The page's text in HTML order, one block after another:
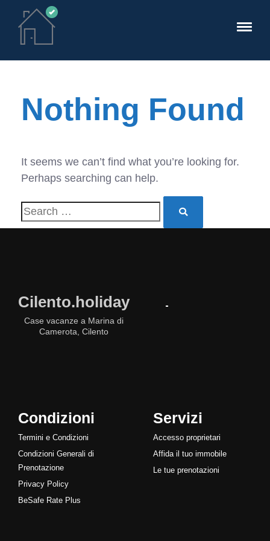
Nothing Found
It seems we can’t find what you’re looking for.
Perhaps searching can help.
Cilento.holiday
Case vacanze a Marina di
Camerota, Cilento
Condizioni
Termini e Condizioni
Condizioni Generali di
Prenotazione
Privacy Policy
BeSafe Rate Plus
Servizi
Accesso proprietari
Affida il tuo immobile
Le tue prenotazioni